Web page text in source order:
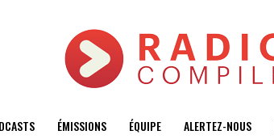
ÉMISSIONS ÉQUIPE ALERTEZ-NOUS